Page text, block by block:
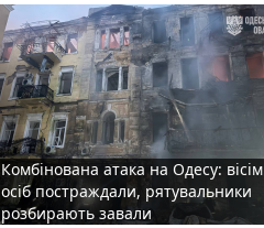
Комбінована атака на Одесу: вісім
осіб постраждали, рятувальники
розбирають завали